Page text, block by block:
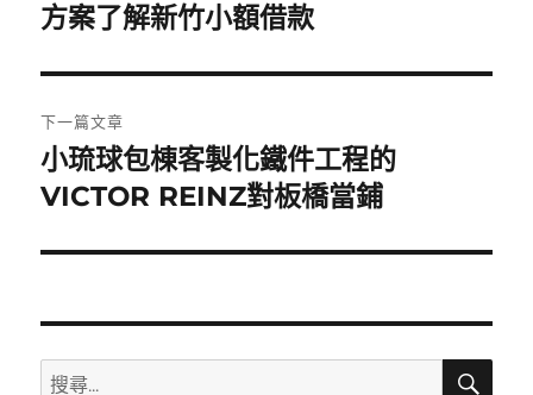
導
覽
一
文
章:
方案了解新竹小額借款
下一篇文章
下
一
文
小琉球包棟客製化鐵件工程的
VICTOR REINZ對板橋當鋪
搜
搜